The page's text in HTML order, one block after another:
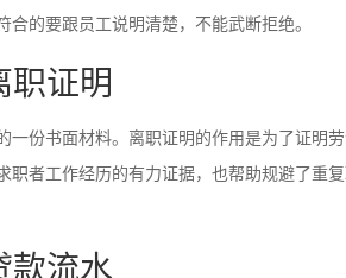
的要跟员工说明清楚，不能武断拒绝。
职证明
份书面材料。离职证明的作用是为了证明
者工作经历的有力证据，也帮助规避了重
款流水